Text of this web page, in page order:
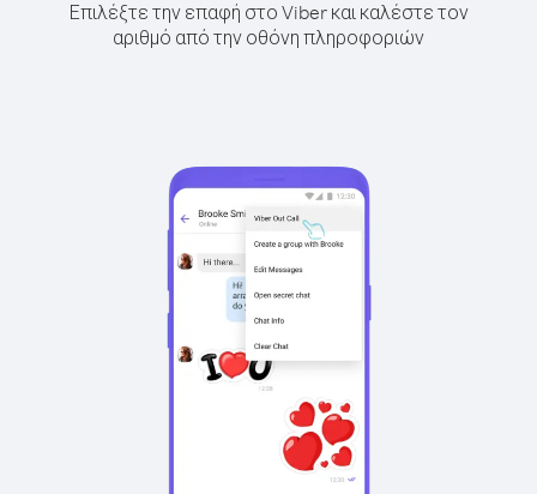
Επιλέξτε την επαφή στο Viber και καλέστε τον
αριθμό από την οθόνη πληροφοριών